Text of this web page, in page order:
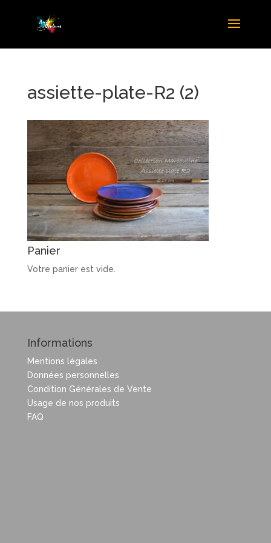
assiette-plate-R2 (2)
Panier
Votre panier est vide.
Informations
Mentions légales
Données personnelles
Condition Générales de Vente
Usage de nos produits
FAQ